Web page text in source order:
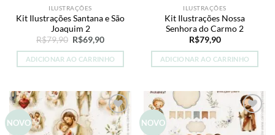
ILUSTRAÇÕES
Kit Ilustrações Santana e São
Joaquim 2
R$79,90 O
preço
original
era:
R$69,90O
atual
é:
ADICIONAR AO CARRINHO
ILUSTRAÇÕES
Kit Ilustrações Nossa
Senhora do Carmo 2
R$79,90
ADICIONAR AO CARRINHO
NOVO
Add to
wishlist
NOVO
Add to
wishlist